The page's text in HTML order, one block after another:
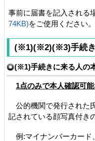
事前に届書を記入される
74KB)をご使用ください。
(※1)(※2)(※3)手続き
(※1)手続きに来る人の
1点のみで本人確認可
公的機関で発行された
記されている顔写真付き
例:マイナンバーカード